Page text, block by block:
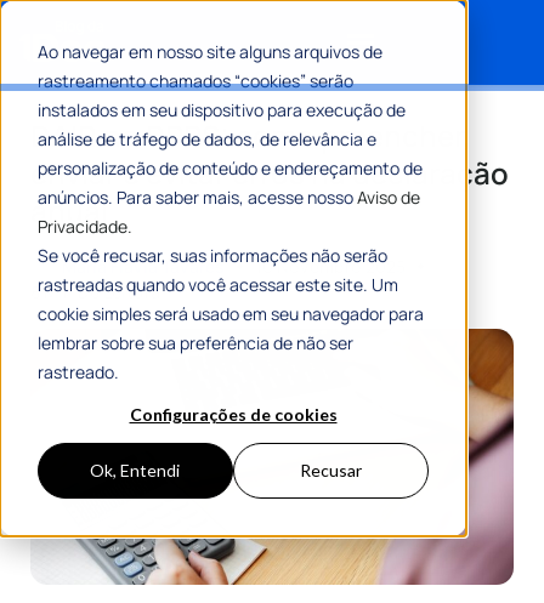
Ao navegar em nosso site alguns arquivos de
rastreamento chamados “cookies” serão
instalados em seu dispositivo para execução de
análise de tráfego de dados, de relevância e
personalização de conteúdo e endereçamento de
anúncios. Para saber mais, acesse nossoAviso de
Privacidade.
Se você recusar, suas informações não serão
rastreadas quando você acessar este site. Um
cookie simples será usado em seu navegador para
lembrar sobre sua preferência de não ser
rastreado.
Configurações de cookies
Ok, Entendi Recusar
DAIR no RPPS: como preencher,
enviar e evitar erros na declaração
anual
Por Maria Flávia Tavares
10 Novembro 2025
8 Min De Leitura